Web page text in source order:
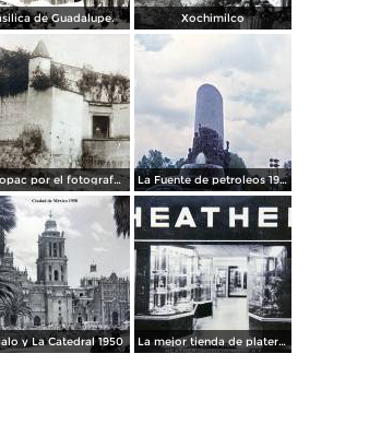
de Guadalupe. Xochimilco
Tlacopac por el fotografo Hugo Brehme. La Fuente de petroleos 1950.
y La Catedral 1950 La mejor tienda de plateria.